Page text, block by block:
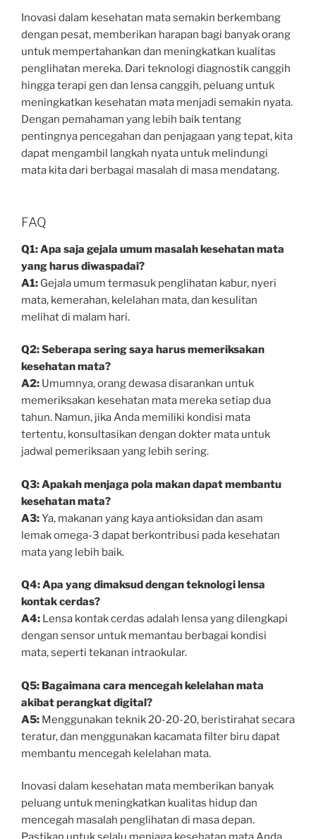
Inovasi dalam kesehatan mata semakin berkembang
dengan pesat, memberikan harapan bagi banyak orang
untuk mempertahankan dan meningkatkan kualitas
penglihatan mereka. Dari teknologi diagnostik canggih
hingga terapi gen dan lensa canggih, peluang untuk
meningkatkan kesehatan mata menjadi semakin nyata.
Dengan pemahaman yang lebih baik tentang
pentingnya pencegahan dan penjagaan yang tepat, kita
dapat mengambil langkah nyata untuk melindungi
mata kita dari berbagai masalah di masa mendatang.
FAQ
Q1: Apa saja gejala umum masalah kesehatan mata
yang harus diwaspadai?
A1: Gejala umum termasuk penglihatan kabur, nyeri
mata, kemerahan, kelelahan mata, dan kesulitan
melihat di malam hari.
Q2: Seberapa sering saya harus memeriksakan
kesehatan mata?
A2: Umumnya, orang dewasa disarankan untuk
memeriksakan kesehatan mata mereka setiap dua
tahun. Namun, jika Anda memiliki kondisi mata
tertentu, konsultasikan dengan dokter mata untuk
jadwal pemeriksaan yang lebih sering.
Q3: Apakah menjaga pola makan dapat membantu
kesehatan mata?
A3:Ya, makanan yang kaya antioksidan dan asam
lemak omega-3 dapat berkontribusi pada kesehatan
mata yang lebih baik.
Q4: Apa yang dimaksud dengan teknologi lensa
kontak cerdas?
A4: Lensa kontak cerdas adalah lensa yang dilengkapi
dengan sensor untuk memantau berbagai kondisi
mata, seperti tekanan intraokular.
Q5: Bagaimana cara mencegah kelelahan mata
akibat perangkat digital?
A5: Menggunakan teknik 20-20-20, beristirahat secara
teratur, dan menggunakan kacamata filter biru dapat
membantu mencegah kelelahan mata.
Inovasi dalam kesehatan mata memberikan banyak
peluang untuk meningkatkan kualitas hidup dan
mencegah masalah penglihatan di masa depan.